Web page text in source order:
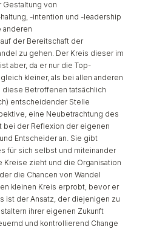
ihrer eigenen Zukunft
und kontrollierend Change
Form von
und als Institution) ist dabei
als "Ermöglicher" und
versteht. Als ein weiteres
Studie zu Agilem
Unternehmen, in
klaren Fokus auf die
Rollen als Kunden,
agieren, ein höheres Maß
eine klarere Zielrichtung
höhere Leistungsbereitschaft
Solche Unternehmen sind
die auf Steuerung
dies nun so klingt, als müsse
der großen Transformationen